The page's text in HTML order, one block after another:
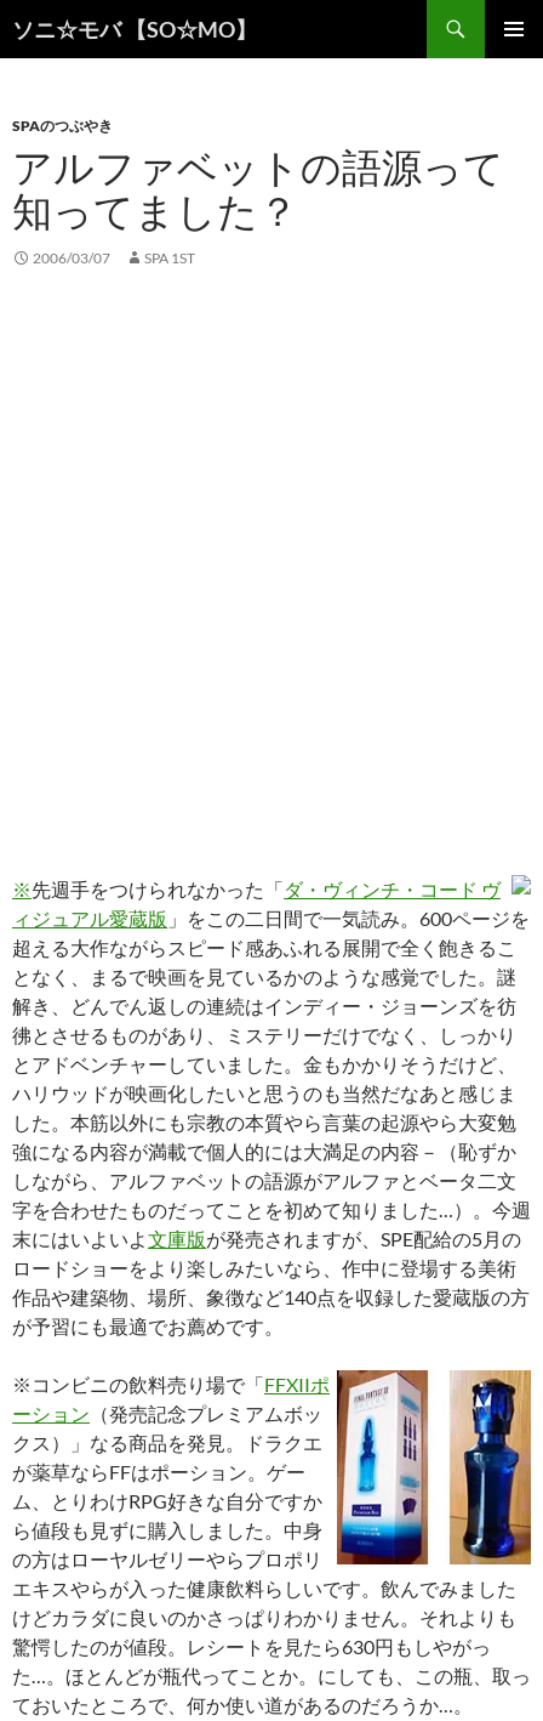
ソニ☆モバ 【SO☆MO】
索
ン
ツ
へ
ス
キ
ッ
SPAのつぶやき
アルファベットの語源って
知ってました？
2006/03/07 SPA 1ST
※先週手をつけられなかった「ダ・ヴィンチ・コード ヴ
ィジュアル愛蔵版 」をこの二日間で一気読み。600ページを
超える大作ながらスピード感あふれる展開で全く飽きるこ
となく、まるで映画を見ているかのような感覚でした。謎
解き、どんでん返しの連続はインディー・ジョーンズを彷
彿とさせるものがあり、ミステリーだけでなく、しっかり
とアドベンチャーしていました。金もかかりそうだけど、
ハリウッドが映画化したいと思うのも当然だなあと感じま
した。本筋以外にも宗教の本質やら言葉の起源やら大変勉
強になる内容が満載で個人的には大満足の内容－（恥ずか
しながら、アルファベットの語源がアルファとベータ二文
字を合わせたものだってことを初めて知りました…）。今週
末にはいよいよ文庫版が発売されますが、SPE配給の5月の
ロードショーをより楽しみたいなら、作中に登場する美術
作品や建築物、場所、象徴など140点を収録した愛蔵版の方
が予習にも最適でお薦めです。
※コンビニの飲料売り場で「FFXIIポ
ーション （発売記念プレミアムボッ
クス）」なる商品を発見。ドラクエ
が薬草ならFFはポーション。ゲー
ム、とりわけRPG好きな自分ですか
ら値段も見ずに購入しました。中身
の方はローヤルゼリーやらプロポリ
エキスやらが入った健康飲料らしいです。飲んでみました
けどカラダに良いのかさっぱりわかりません。それよりも
驚愕したのが値段。レシートを見たら630円もしやがっ
た…。ほとんどが瓶代ってことか。にしても、この瓶、取っ
ておいたところで、何か使い道があるのだろうか…。